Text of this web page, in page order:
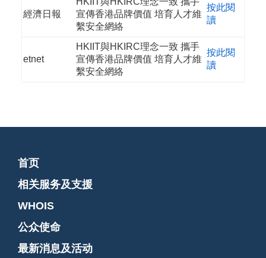
經濟日報
宣傳香港品牌價值 培育人才維
繫安全網絡
按此閱
讀
etnet
HKIIT與HKIRC理念一致 攜手
宣傳香港品牌價值 培育人才維
繫安全網絡
按此閱
讀
首页
相关服务及支援
WHOIS
公众使命
最新消息及活动